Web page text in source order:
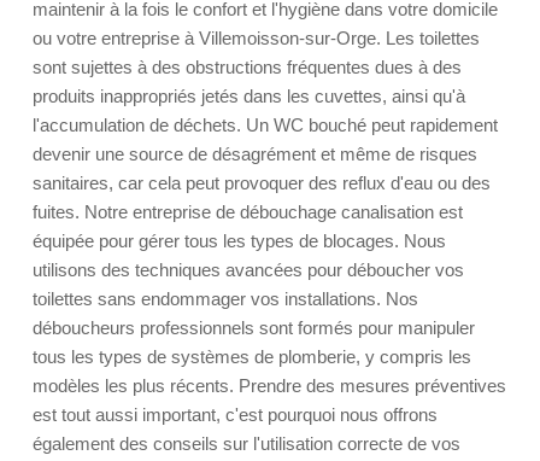
maintenir à la fois le confort et l'hygiène dans votre domicile
ou votre entreprise à Villemoisson-sur-Orge. Les toilettes
sont sujettes à des obstructions fréquentes dues à des
produits inappropriés jetés dans les cuvettes, ainsi qu'à
l'accumulation de déchets. Un WC bouché peut rapidement
devenir une source de désagrément et même de risques
sanitaires, car cela peut provoquer des reflux d'eau ou des
fuites. Notre entreprise de débouchage canalisation est
équipée pour gérer tous les types de blocages. Nous
utilisons des techniques avancées pour déboucher vos
toilettes sans endommager vos installations. Nos
déboucheurs professionnels sont formés pour manipuler
tous les types de systèmes de plomberie, y compris les
modèles les plus récents. Prendre des mesures préventives
est tout aussi important, c'est pourquoi nous offrons
également des conseils sur l'utilisation correcte de vos